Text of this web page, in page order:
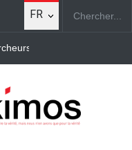
FR
humaines Des